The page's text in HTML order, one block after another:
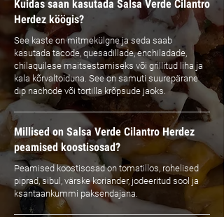
Kuidas saan kasutada Salsa Verde Cilantro
Herdez köögis?
See kaste on mitmekülgne ja seda saab
kasutada tacode, quesadillade, enchiladade,
chilaquilese maitsestamiseks või grillitud liha ja
kala kõrvaltoiduna. See on samuti suurepärane
dip nachode või tortilla krõpsude jaoks.
Millised on Salsa Verde Cilantro Herdez
peamised koostisosad?
Peamised koostisosad on tomatillos, rohelised
piprad, sibul, värske koriander, jodeeritud sool ja
ksantaankummi paksendajana.